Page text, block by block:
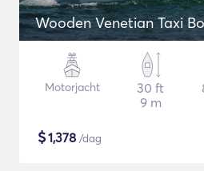
Wooden Venetian Taxi
Motorjacht
30 ft
9 m
$1,378 /dag